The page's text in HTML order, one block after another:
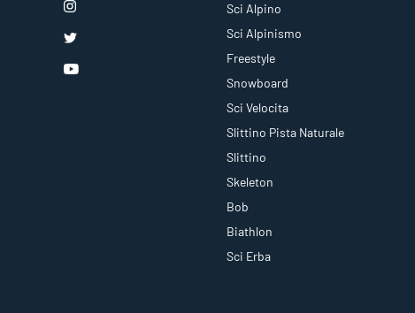
Sci Alpino
Sci Alpinismo
Freestyle
Snowboard
Sci Velocita
Slittino Pista Naturale
Slittino
Skeleton
Bob
Biathlon
Sci Erba